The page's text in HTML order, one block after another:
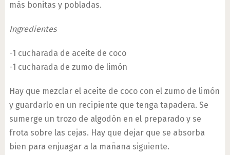
más bonitas y pobladas.
Ingredientes
-1 cucharada de aceite de coco
-1 cucharada de zumo de limón
Hay que mezclar el aceite de coco con el zumo de limón
y guardarlo en un recipiente que tenga tapadera. Se
sumerge un trozo de algodón en el preparado y se
frota sobre las cejas. Hay que dejar que se absorba
bien para enjuagar a la mañana siguiente.